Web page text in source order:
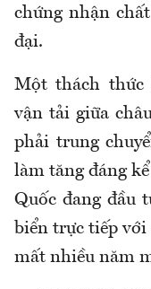
chứng nhận
đại.
Một thách thức
vận tải giữa
phải trung
làm tăng đáng
Quốc đang đầu
biển trực tiếp với
mất nhiều năm